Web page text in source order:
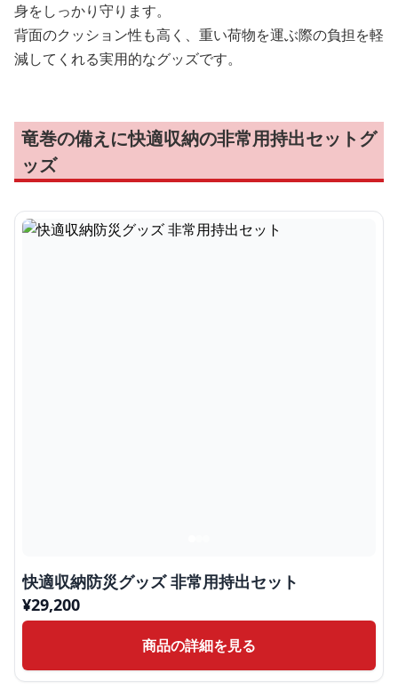
身をしっかり守ります。
背面のクッション性も高く、重い荷物を運ぶ際の負担を軽
減してくれる実用的なグッズです。
竜巻の備えに快適収納の非常用持出セットグ
ッズ
快適収納防災グッズ 非常用持出セット
¥29,200
商品の詳細を見る